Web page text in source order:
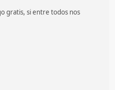
gratis, si entre todos nos